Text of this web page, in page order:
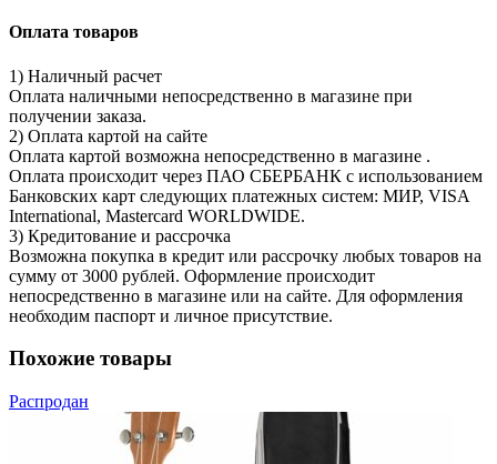
Оплата товаров
1) Наличный расчет
Оплата наличными непосредственно в магазине при
получении заказа.
2) Оплата картой на сайте
Оплата картой возможна непосредственно в магазине .
Оплата происходит через ПАО СБЕРБАНК с использованием
Банковских карт следующих платежных систем: МИР, VISA
International, Mastercard WORLDWIDE.
3) Кредитование и рассрочка
Возможна покупка в кредит или рассрочку любых товаров на
сумму от 3000 рублей. Оформление происходит
непосредственно в магазине или на сайте. Для оформления
необходим паспорт и личное присутствие.
Похожие товары
Распродан